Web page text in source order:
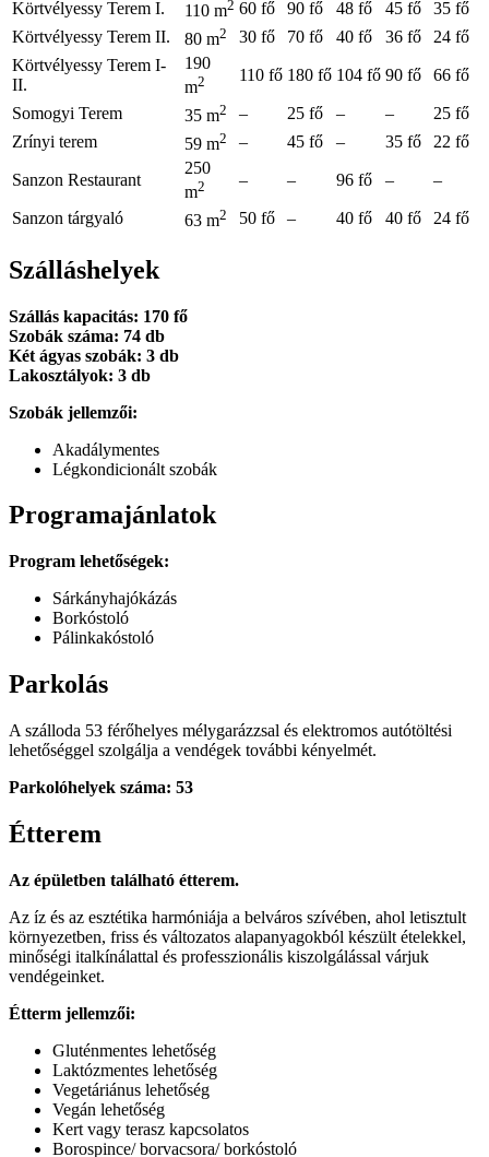
Körtvélyessy Terem I. 110 m2 60 fő 90 fő 48 fő 45 fő
35 fő
Körtvélyessy Terem II.
80 m2 30 fő 70 fő 40 fő 36 fő
24 fő
Körtvélyessy Terem I-
II.
190
m2 110 fő 180 fő 104 fő 90 fő 66 fő
Somogyi Terem 35 m2 – 25 fő – –
25 fő
Zrínyi terem
59 m2 – 45 fő – 35 fő 22 fő
Sanzon Restaurant
250
m2 – – 96 fő – –
Sanzon tárgyaló 63 m2 50 fő – 40 fő 40 fő 24 fő
Szálláshelyek
Szállás kapacitás: 170 fő
Szobák száma: 74 db
Két ágyas szobák: 3 db
Lakosztályok: 3 db
Szobák jellemzői:
Akadálymentes
Légkondicionált szobák
Programajánlatok
Program lehetőségek:
Sárkányhajókázás
Borkóstoló
Pálinkakóstoló
Parkolás
A szálloda 53 férőhelyes mélygarázzsal és elektromos autótöltési
lehetőséggel szolgálja a vendégek további kényelmét.
Parkolóhelyek száma: 53
Étterem
Az épületben található étterem.
Az íz és az esztétika harmóniája a belváros szívében, ahol letisztult
környezetben, friss és változatos alapanyagokból készült ételekkel,
minőségi italkínálattal és professzionális kiszolgálással várjuk
vendégeinket.
Étterm jellemzői:
Gluténmentes lehetőség
Laktózmentes lehetőség
Vegetáriánus lehetőség
Vegán lehetőség
Kert vagy terasz kapcsolatos
Borospince/ borvacsora/ borkóstoló